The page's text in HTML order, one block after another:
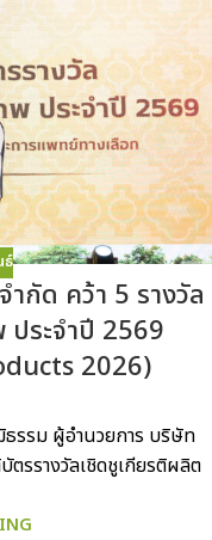
ธ์
กัด คว้า 5 รางวัล
ระจำปี 2569
2026)
รรม ผู้อำนวยการ บริษัท
รรางวัลเชิดชูเกียรติผลิต